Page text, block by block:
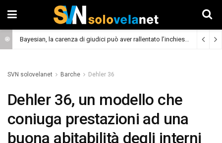
Bayesian, la carenza di giudici può aver rallentato l’inchiesta (Cronaca)
SVN solovelanet Barche Dehler 36
Dehler 36, un modello che
coniuga prestazioni ad una
buona abitabilità degli interni